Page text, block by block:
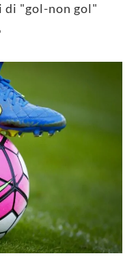
di "gol-non gol"